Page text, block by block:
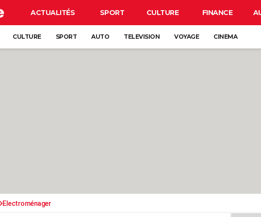
ACTUALITÉS SPORT CULTURE FINANCE
CULTURE SPORT AUTO TELEVISION VOYAGE CINEMA
Electroménager